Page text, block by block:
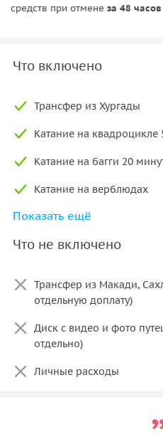
средств при отмене за 48 часов
Что включено
Трансфер из Хургады
Катание на квадроцикле
Катание на багги 20
Катание на верблюдах
Ужин у бедуинов
Вечернее шоу
Показать ещё
Что не включено
Трансфер из Макади,
отдельную доплату)
Диск с видео и фото
отдельно)
Личные расходы